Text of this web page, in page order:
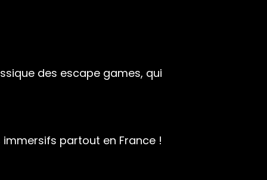
des escape games, qui
partout en France !